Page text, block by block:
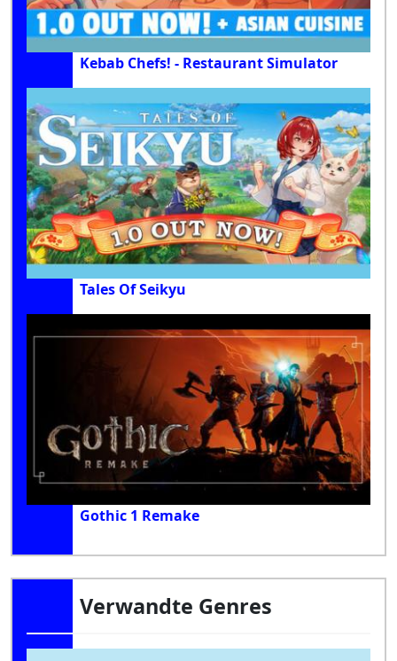
Kebab Chefs! - Restaurant Simulator
Tales Of Seikyu
Gothic 1 Remake
Verwandte Genres